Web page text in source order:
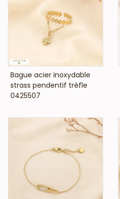
VOIR LE PRIX
Bague acier inoxydable
strass pendentif trèfle
0425507